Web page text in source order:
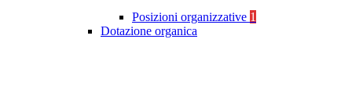
Posizioni organizzative 1
Dotazione organica